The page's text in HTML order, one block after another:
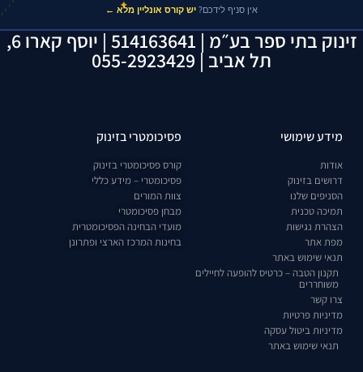
✦ אין סניף לידכם? יש קורס אונליין מלא ←
זינוק בתי ספר בע״מ | 514163641 | יוסף קארו 6,
תל אביב | 055-2923429
מידע שימושי
אודות
דרושים בזינוק
הסניפים שלנו
תמיכה טכנית
הצהרת נגישות
מפת אתר
תנאי שימוש באתר
תקנון הטבה – כרטיס להופעה לחיילים
משוחררים
צרו קשר
מדיניות פרטיות
מדיניות ביטול עסקה
תנאי שימוש באתר
פסיכומטרי בזינוק
קורס פסיכומטרי בזינוק
פסיכומטרי – מידע כללי
צוות המורים
מבחן פסיכומטרי
מועדי הבחינה הפסיכומטרית
בחינות המרכז הארצי ופתרונן